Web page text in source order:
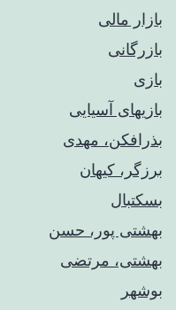
بازار مالی
بازرگانی
بازی
بازیهای آسیایی
بذرافکن، مهدی
برزگر، کیهان
بسکتبال
بهشتی پور، حسن
بهشتی، مرتضی
بوشهر